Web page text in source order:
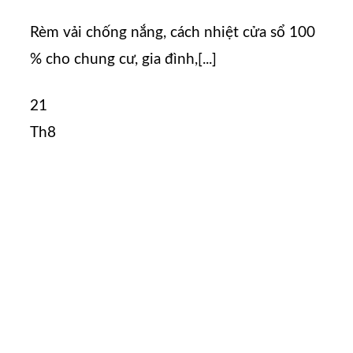
Rèm vải chống nắng, cách nhiệt cửa sổ 100
% cho chung cư, gia đình,[...]
21
Th8